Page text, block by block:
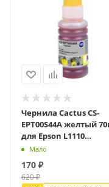
Чернила Cactus CS-
EPT00S44A желтый
для Epson L1110
Ecotank/L3100/L3101/
Мало
170 ₽
620₽